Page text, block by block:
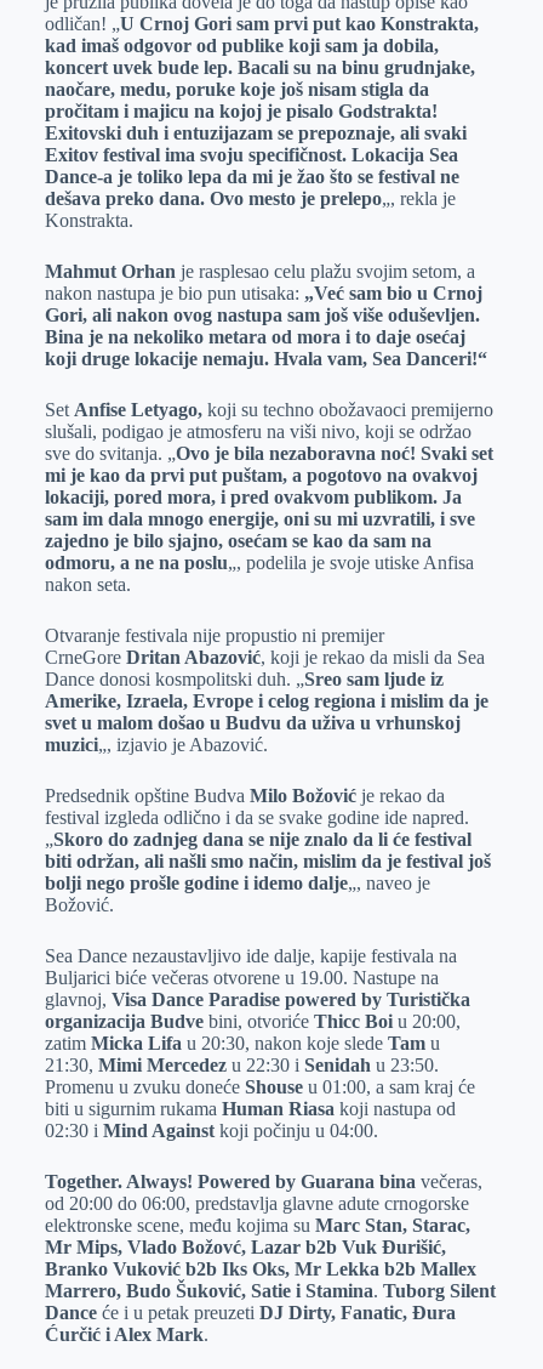
odličan! „U Crnoj Gori sam prvi put kao Konstrakta,
kad imaš odgovor od publike koji sam ja dobila,
koncert uvek bude lep. Bacali su na binu grudnjake,
naočare, medu, poruke koje još nisam stigla da
pročitam i majicu na kojoj je pisalo Godstrakta!
Exitovski duh i entuzijazam se prepoznaje, ali svaki
Exitov festival ima svoju specifičnost. Lokacija Sea
Dance-a je toliko lepa da mi je žao što se festival ne
dešava preko dana. Ovo mesto je prelepo„, rekla je
Konstrakta.
Mahmut Orhan je rasplesao celu plažu svojim setom, a
nakon nastupa je bio pun utisaka: „Već sam bio u Crnoj
Gori, ali nakon ovog nastupa sam još više oduševljen.
Bina je na nekoliko metara od mora i to daje osećaj
koji druge lokacije nemaju. Hvala vam, Sea Danceri!“
Set Anfise Letyago, koji su techno obožavaoci premijerno
slušali, podigao je atmosferu na viši nivo, koji se održao
sve do svitanja. „Ovo je bila nezaboravna noć! Svaki set
mi je kao da prvi put puštam, a pogotovo na ovakvoj
lokaciji, pored mora, i pred ovakvom publikom. Ja
sam im dala mnogo energije, oni su mi uzvratili, i sve
zajedno je bilo sjajno, osećam se kao da sam na
odmoru, a ne na poslu„, podelila je svoje utiske Anfisa
nakon seta.
Otvaranje festivala nije propustio ni premijer
CrneGore Dritan Abazović, koji je rekao da misli da Sea
Dance donosi kosmpolitski duh. „Sreo sam ljude iz
Amerike, Izraela, Evrope i celog regiona i mislim da je
svet u malom došao u Budvu da uživa u vrhunskoj
muzici„, izjavio je Abazović.
Predsednik opštine Budva Milo Božovićje rekao da
festival izgleda odlično i da se svake godine ide napred.
„Skoro do zadnjeg dana se nije znalo da li će festival
biti održan, ali našli smo način, mislim da je festival još
bolji nego prošle godine i idemo dalje„, naveo je
Božović.
Sea Dance nezaustavljivo ide dalje, kapije festivala na
Buljarici biće večeras otvorene u 19.00. Nastupe na
glavnoj, Visa Dance Paradise powered by Turistička
organizacija Budvebini, otvoriće Thicc Boiu 20:00,
zatim Micka Lifa u 20:30, nakon koje slede Tam u
21:30, Mimi Mercedezu 22:30 i Senidah u 23:50.
Promenu u zvuku doneće Shouseu 01:00, a sam kraj će
biti u sigurnim rukama Human Riasa koji nastupa od
02:30 i Mind Againstkoji počinju u 04:00.
Together. Always! Powered by Guarana bina večeras,
od 20:00 do 06:00, predstavlja glavne adute crnogorske
elektronske scene, među kojima su Marc Stan, Starac,
Mr Mips, Vlado Božovć, Lazar b2b Vuk Đurišić,
Branko Vuković b2b Iks Oks, Mr Lekka b2b Mallex
Marrero, Budo Šuković, Satie i Stamina. Tuborg Silent
Danceće i u petak preuzeti DJ Dirty, Fanatic, Đura
Ćurčić i Alex Mark.